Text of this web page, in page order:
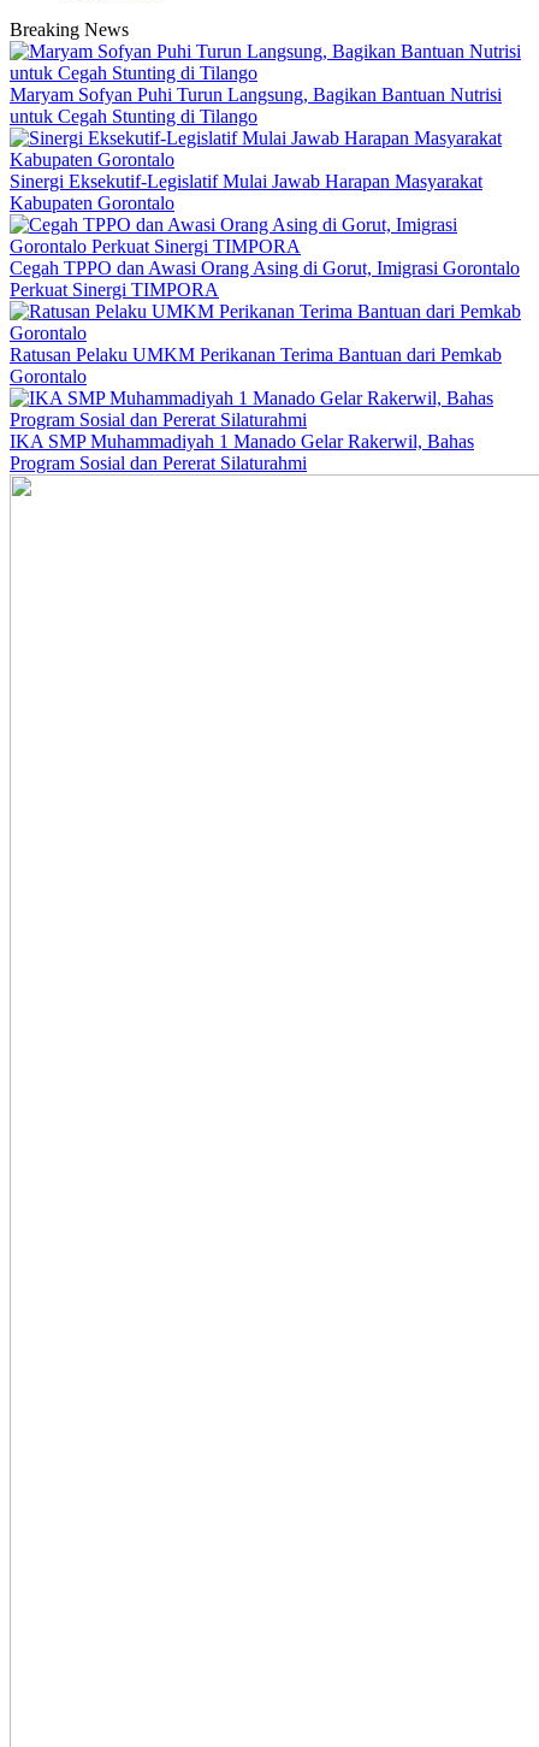
Breaking News
Maryam Sofyan Puhi Turun Langsung, Bagikan Bantuan Nutrisi
untuk Cegah Stunting di Tilango
Sinergi Eksekutif-Legislatif Mulai Jawab Harapan Masyarakat
Kabupaten Gorontalo
Cegah TPPO dan Awasi Orang Asing di Gorut, Imigrasi Gorontalo
Perkuat Sinergi TIMPORA
Ratusan Pelaku UMKM Perikanan Terima Bantuan dari Pemkab
Gorontalo
IKA SMP Muhammadiyah 1 Manado Gelar Rakerwil, Bahas
Program Sosial dan Pererat Silaturahmi